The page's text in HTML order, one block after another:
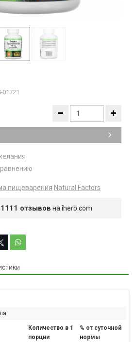
01721
пищеварения Natural Factors
отзывов на iherb.com
Количество в 1
порции
% от суточной
нормы